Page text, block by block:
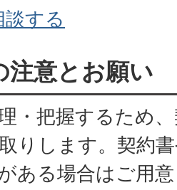
談する
注意とお願い
・把握するため
りします。契約
ある場合はご用